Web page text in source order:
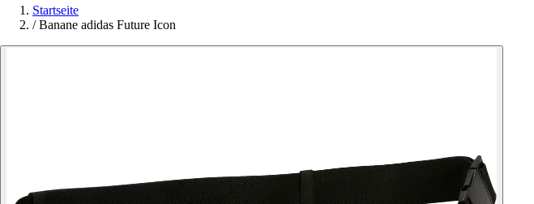
Startseite
/ Banane adidas Future Icon